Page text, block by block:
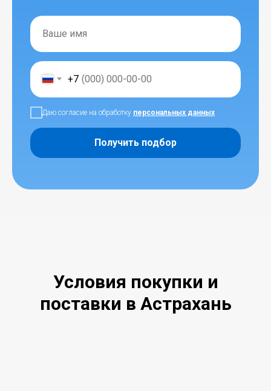
+7
Даю согласие на обработку персональных данных
Получить подбор
Условия покупки и
поставки в Астрахань